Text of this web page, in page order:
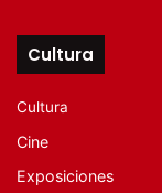
Cultura
Cultura
Cine
Exposiciones